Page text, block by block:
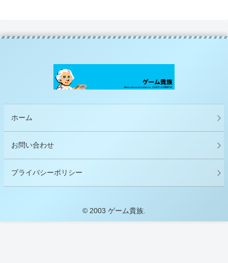
ホーム
お問い合わせ
プライバシーポリシー
© 2003 ゲーム貴族.